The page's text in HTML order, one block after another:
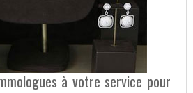
à votre service pour